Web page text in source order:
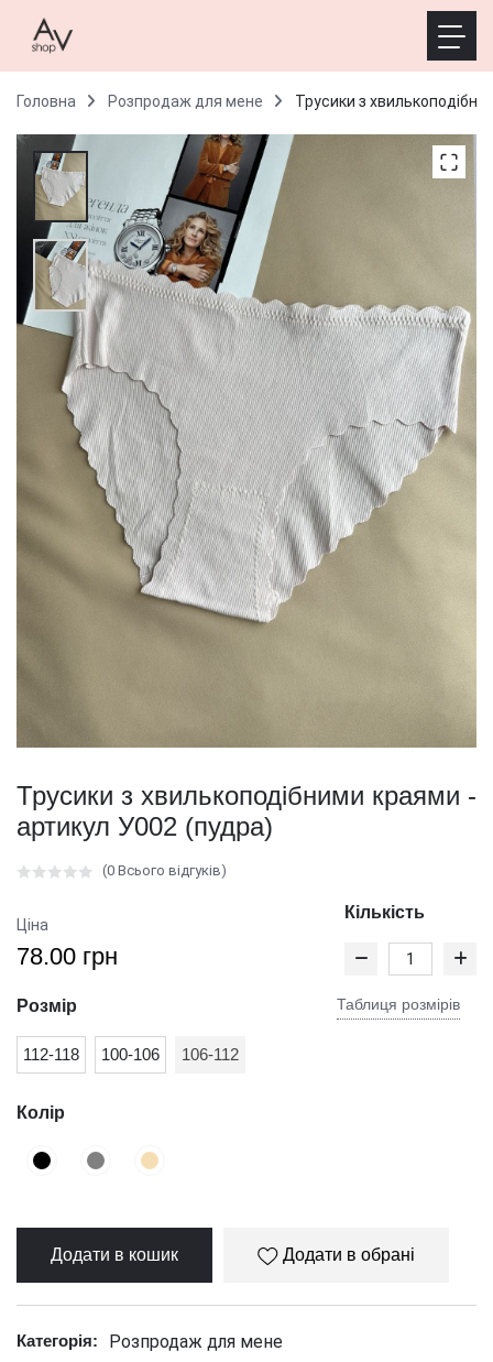
Головна Розпродаж для мене Трусики з
Трусики з хвилькоподібними краями -
артикул У002 (пудра)
(0 Всього відгуків)
Ціна
78.00 грн
Кількість
Розмір Таблиця розмірів
112-118 100-106 106-112
Колір
Додати в кошик Додати в обрані
Категорія: Розпродаж для мене